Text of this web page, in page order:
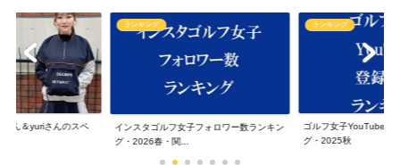
ん＆yuriさんのスペ
ランキング
インスタゴルフ女子フォロワー数ランキン
グ・2026春・関...
ランキング
ゴルフ女子YouTube登
グ・2025秋